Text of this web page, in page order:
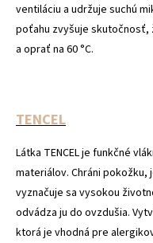
ventiláciu a udržuje suchú
poťahu zvyšuje
a oprať na 60 °C.
TENCEL
Látka TENCEL je funkčné
materiálov. Chráni
vyznačuje sa vysokou
odvádza ju do ovzdušia.
ktorá je vhodná pre